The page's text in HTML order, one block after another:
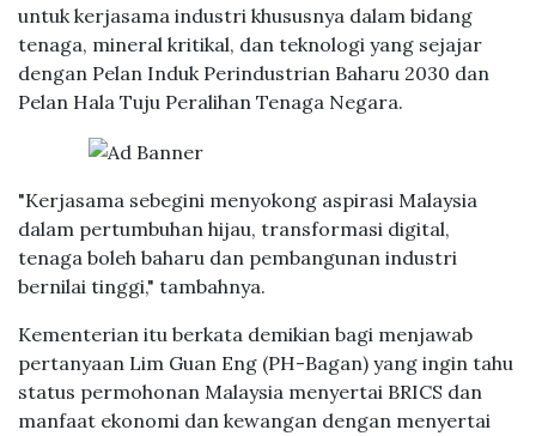
untuk kerjasama industri khususnya dalam bidang
tenaga, mineral kritikal, dan teknologi yang sejajar
dengan Pelan Induk Perindustrian Baharu 2030 dan
Pelan Hala Tuju Peralihan Tenaga Negara.
"Kerjasama sebegini menyokong aspirasi Malaysia
dalam pertumbuhan hijau, transformasi digital,
tenaga boleh baharu dan pembangunan industri
bernilai tinggi," tambahnya.
Kementerian itu berkata demikian bagi menjawab
pertanyaan Lim Guan Eng (PH-Bagan) yang ingin tahu
status permohonan Malaysia menyertai BRICS dan
manfaat ekonomi dan kewangan dengan menyertai